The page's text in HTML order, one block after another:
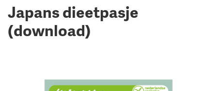
Japans dieetpasje
(download)